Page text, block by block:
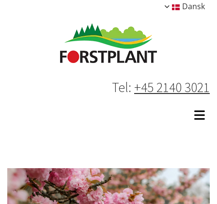
Dansk
Tel: +45 2140 3021